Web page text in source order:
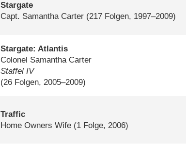
Stargate
Capt. Samantha Carter (217 Folgen, 1997–2009)
Stargate: Atlantis
Colonel Samantha Carter
Staffel IV
(26 Folgen, 2005–2009)
Traffic
Home Owners Wife (1 Folge, 2006)